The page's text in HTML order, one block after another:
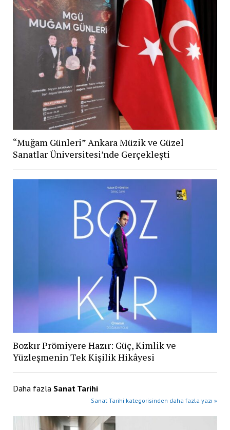
“Muğam Günleri” Ankara Müzik ve Güzel
Sanatlar Üniversitesi’nde Gerçekleşti
Bozkır Prömiyere Hazır: Güç, Kimlik ve
Yüzleşmenin Tek Kişilik Hikâyesi
Daha fazla Sanat Tarihi
Sanat Tarihi kategorisinden daha fazla yazı »